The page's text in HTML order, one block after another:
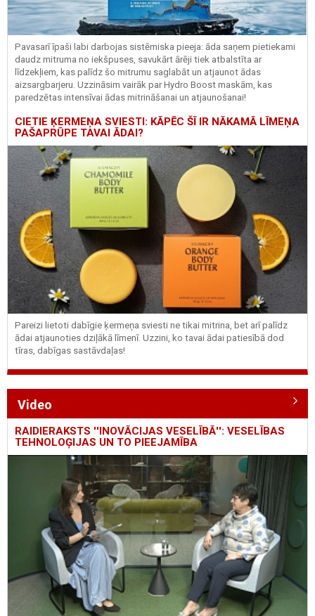
Pavasarī īpaši labi darbojas sistēmiska pieeja: āda saņem pietiekami
daudz mitruma no iekšpuses, savukārt ārēji tiek atbalstīta ar
līdzekļiem, kas palīdz šo mitrumu saglabāt un atjaunot ādas
aizsargbarjeru. Uzzināsim vairāk parHydro Boost maskām, kas
paredzētas intensīvai ādas mitrināšanai un atjaunošanai!
CIETIE ĶERMEŅA SVIESTI: KĀPĒC ŠĪ IR NĀKAMĀ LĪMEŅA
PAŠAPRŪPE TAVAI ĀDAI?
Pareizi lietoti dabīgie ķermeņa sviesti ne tikai mitrina, bet arī palīdz
ādai atjaunoties dziļākā līmenī. Uzzini, ko tavai ādai patiesībā dod
tīras, dabīgas sastāvdaļas!
Video
RAIDIERAKSTS ''INOVĀCIJAS VESELĪBĀ'': VESELĪBAS
TEHNOLOĢIJAS UN TO PIEEJAMĪBA